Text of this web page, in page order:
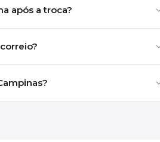
após a troca?